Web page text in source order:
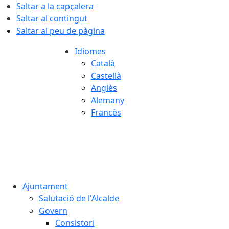
Saltar a la capçalera
Saltar al contingut
Saltar al peu de pàgina
Idiomes
Català
Castellà
Anglès
Alemany
Francès
Ajuntament
Salutació de l'Alcalde
Govern
Consistori